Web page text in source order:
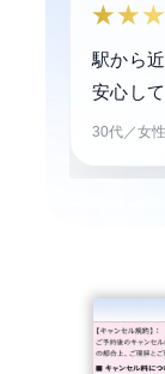
駅から
安心し
30代／女性